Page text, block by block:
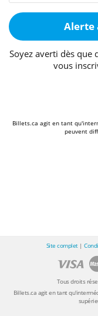
Alerte
Soyez averti dès que
vous
Billets.ca agit en tant
peuvent
Site complet|
Tous droits
Billets.ca agit en tant